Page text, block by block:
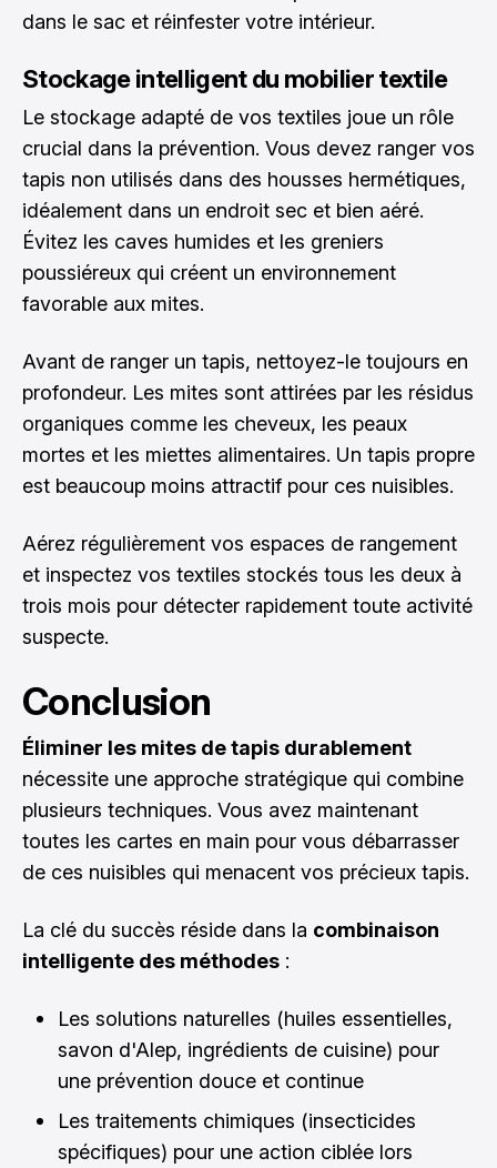
dans le sac et réinfester votre intérieur.
Stockage intelligent du mobilier textile
Le stockage adapté de vos textiles joue un rôle
crucial dans la prévention. Vous devez ranger vos
tapis non utilisés dans des housses hermétiques,
idéalement dans un endroit sec et bien aéré.
Évitez les caves humides et les greniers
poussiéreux qui créent un environnement
favorable aux mites.
Avant de ranger un tapis, nettoyez-le toujours en
profondeur. Les mites sont attirées par les résidus
organiques comme les cheveux, les peaux
mortes et les miettes alimentaires. Un tapis propre
est beaucoup moins attractif pour ces nuisibles.
Aérez régulièrement vos espaces de rangement
et inspectez vos textiles stockés tous les deux à
trois mois pour détecter rapidement toute activité
suspecte.
Conclusion
Éliminer les mites de tapis durablement
nécessite une approche stratégique qui combine
plusieurs techniques. Vous avez maintenant
toutes les cartes en main pour vous débarrasser
de ces nuisibles qui menacent vos précieux tapis.
La clé du succès réside dans la combinaison
intelligente des méthodes :
Les solutions naturelles (huiles essentielles,
savon d'Alep, ingrédients de cuisine) pour
une prévention douce et continue
Les traitements chimiques (insecticides
spécifiques) pour une action ciblée lors